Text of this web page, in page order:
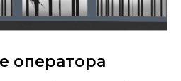
оператора